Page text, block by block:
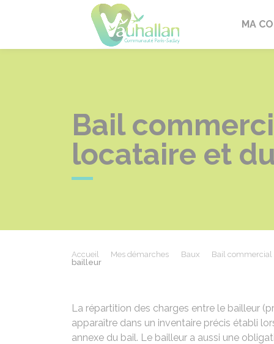
Vauhallan
MA
Bail
locataire et
Accueil Mes démarches Baux
Bail commercial
bailleur
La répartition des charges entre le bailleur
apparaître dans un inventaire précis établi
annexe du bail. Le bailleur a aussi une